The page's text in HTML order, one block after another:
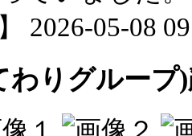
2026-05-08
わりグループ